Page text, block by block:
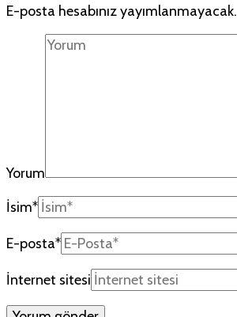
E-posta hesabınız yayımlanmayacak.
Yorum
İsim*
E-posta*
İnternet sitesi